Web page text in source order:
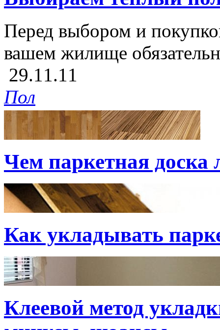
Перед выбором и
вашем жилище
29.11.11
Пол
Чем паркетная
Как укладывать
Клеевой метод